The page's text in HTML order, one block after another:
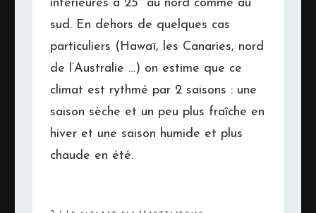
inférieures à 25° au nord comme au
sud. En dehors de quelques cas
particuliers (Hawaï, les Canaries, nord
de l’Australie …) on estime que ce
climat est rythmé par 2 saisons : une
saison sèche et un peu plus fraîche en
hiver et une saison humide et plus
chaude en été.